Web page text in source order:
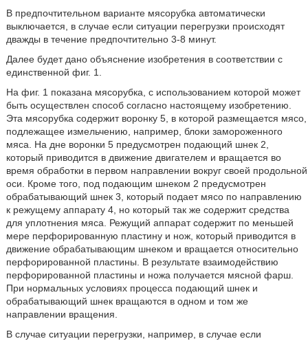
В предпочтительном варианте мясорубка автоматически
выключается, в случае если ситуации перегрузки происходят
дважды в течение предпочтительно 3-8 минут.
Далее будет дано объяснение изобретения в соответствии с
единственной фиг. 1.
На фиг. 1 показана мясорубка, с использованием которой может
быть осуществлен способ согласно настоящему изобретению.
Эта мясорубка содержит воронку 5, в которой размещается мясо,
подлежащее измельчению, например, блоки замороженного
мяса. На дне воронки 5 предусмотрен подающий шнек 2,
который приводится в движение двигателем и вращается во
время обработки в первом направлении вокруг своей продольной
оси. Кроме того, под подающим шнеком 2 предусмотрен
обрабатывающий шнек 3, который подает мясо по направлению
к режущему аппарату 4, но который так же содержит средства
для уплотнения мяса. Режущий аппарат содержит по меньшей
мере перфорированную пластину и нож, который приводится в
движение обрабатывающим шнеком и вращается относительно
перфорированной пластины. В результате взаимодействию
перфорированной пластины и ножа получается мясной фарш.
При нормальных условиях процесса подающий шнек и
обрабатывающий шнек вращаются в одном и том же
направлении вращения.
В случае ситуации перегрузки, например, в случае если